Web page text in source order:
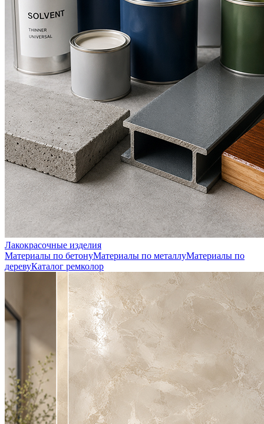
Лакокрасочные изделия
Материалы по бетонуМатериалы по металлуМатериалы по
деревуКаталог ремколор